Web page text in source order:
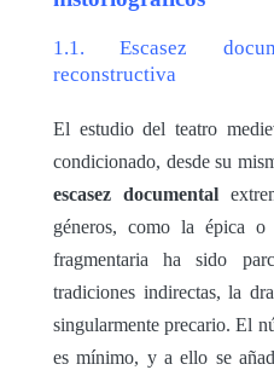
1.1. Escasez
reconstructiva
El estudio del teatro
condicionado, desde su
escasez documental
géneros, como la épica
fragmentaria ha sido
tradiciones indirectas, la
singularmente precario. El
es mínimo, y a ello se